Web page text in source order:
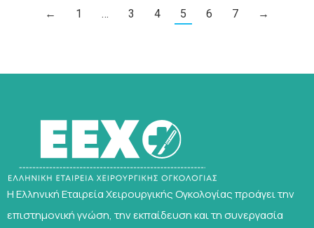
← 1 … 3 4 5 6 7 →
Η Ελληνική Εταιρεία Χειρουργικής Ογκολογίας προάγει την
επιστημονική γνώση, την εκπαίδευση και τη συνεργασία